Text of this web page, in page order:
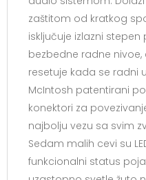
zaštitom od kratkog
isključuje izlazni
bezbedne radne
resetuje kada se radni
McIntosh patentirani
konektori za
najbolju vezu sa svim
Sedam malih cevi su
funkcionalni status